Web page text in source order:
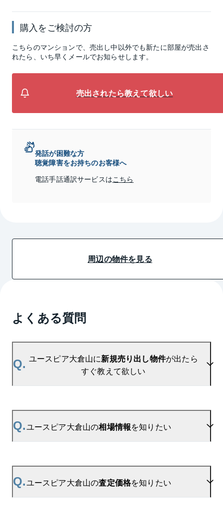
購入をご検討の方
こちらのマンションで、売出し中以外でも新たに部屋が売出さ
れたら、いち早くメールでお知らせします。
売出されたら教えて欲しい
発話が困難な方
聴覚障害をお持ちのお客様へ
電話手話通訳サービスはこちら
周辺の物件を見る
よくある質問
Q. ユースピア大倉山に新規売り出し物件が出たら
すぐ教えて欲しい
A.当サイトには、「売り出されたら教えて」リクエス
ト機能がございます。お気に入りのマンションをご
Q.ユースピア大倉山の相場情報を知りたい
A.参考相場価格、参考相場賃料を掲載しております。
ユースピア大倉山の過去の販売事例や、周辺の販売
Q.ユースピア大倉山の査定価格を知りたい